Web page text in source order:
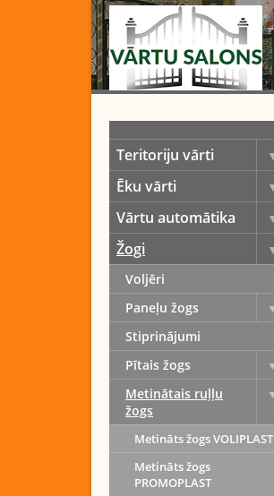
Teritoriju vārti
Ēku vārti
Vārtu automātika
Žogi
Voljēri
Paneļu žogs
Stiprinājumi
Pītais žogs
Metinātais ruļļu
žogs
Metināts žogs VOLIPLAST
Metināts žogs
PROMOPLAST